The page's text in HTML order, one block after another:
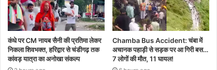
कंधे पर CM नायब सैनी की प्रतिमा लेकर
निकला शिवभक्त, हरिद्वार से चंडीगढ़ तक
कांवड़ यात्रा का अनोखा संकल्प
Chamba Bus Accident: चंबा में
अचानक पहाड़ी से सड़क पर आ गिरी बस…
7 लोगों की मौत, 11 घायल!